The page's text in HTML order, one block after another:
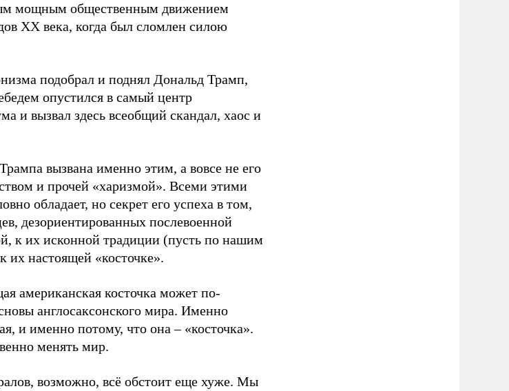
мощным общественным движением
ХХ века, когда был сломлен силою
подобрал и поднял Дональд Трамп,
опустился в самый центр
и вызвал здесь всеобщий скандал, хаос и
вызвана именно этим, а вовсе не его
и прочей «харизмой». Всеми этими
обладает, но секрет его успеха в том,
дезориентированных послевоенной
к их исконной традиции (пусть по нашим
настоящей «косточке».
американская косточка может по-
англосаксонского мира. Именно
и именно потому, что она – «косточка».
менять мир.
возможно, всё обстоит еще хуже. Мы